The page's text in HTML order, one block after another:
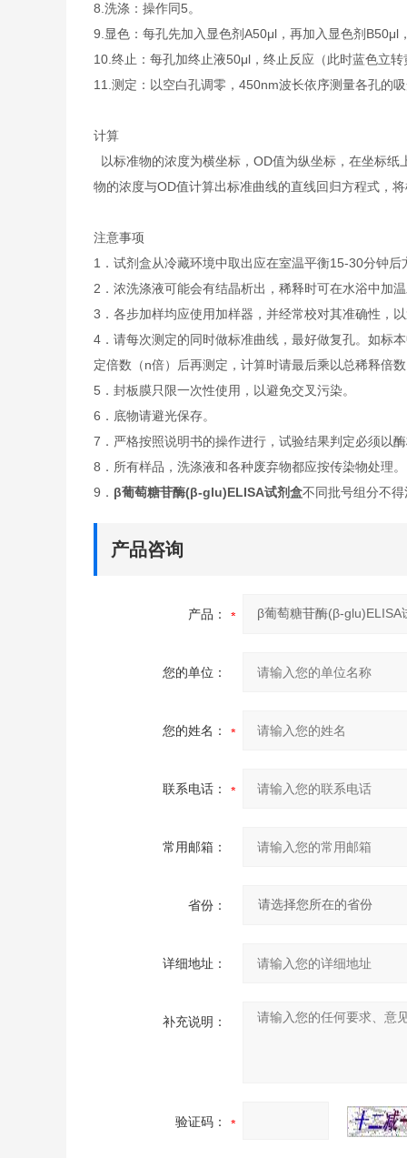
8. 洗涤：操作同5。
9. 显色：每孔先加入显色剂A50μl，再加入显色剂
10. 终止：每孔加终止液50μl，终止反应（此时蓝色立转
11. 测定：以空白孔调零，450nm波长依序测量各孔的
计算
以标准物的浓度为横坐标，OD值为纵坐标，在坐标
物的浓度与OD值计算出标准曲线的直线回归方程式，
注意事项
1．试剂盒从冷藏环境中取出应在室温平衡15-30分钟
2．浓洗涤液可能会有结晶析出，稀释时可在水浴中加
3．各步加样均应使用加样器，并经常校对其准确性，
4．请每次测定的同时做标准曲线，最好做复孔。如标
定倍数（n倍）后再测定，计算时请最后乘以总稀释倍
5．封板膜只限一次性使用，以避免交叉污染。
6．底物请避光保存。
7．严格按照说明书的操作进行，试验结果判定必须以
8．所有样品，洗涤液和各种废弃物都应按传染物处理。
9． β葡萄糖苷酶(β-glu)ELISA试剂盒不同批号组分不得
产品咨询
产品：
您的单位：
您的姓名：
联系电话：
常用邮箱：
省份：
详细地址：
补充说明：
验证码：